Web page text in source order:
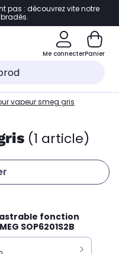
page
pas : découvrez vite notre
Me connecterPanier
vapeur smeg gris
(1 article)
fonction
SOP6201S2B